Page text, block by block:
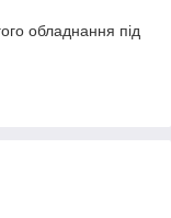
обладнання під